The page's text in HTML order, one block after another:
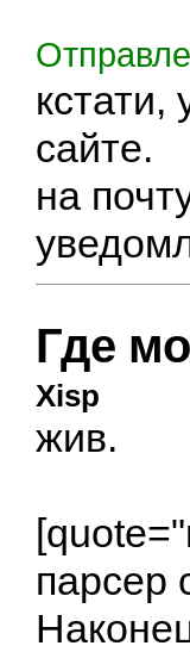
сайте.
на
Где
Xisp
жив.
парсер